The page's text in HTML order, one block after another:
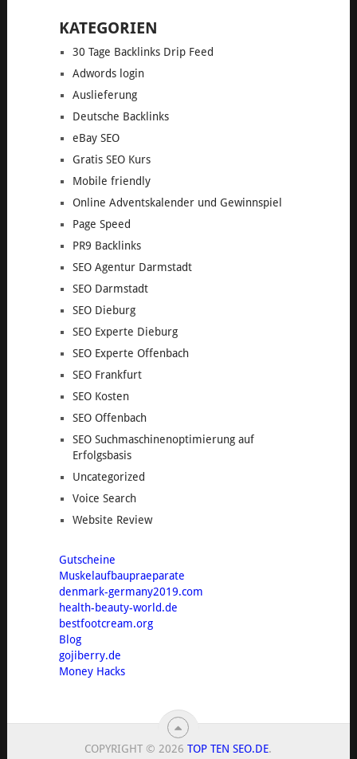
KATEGORIEN
30 Tage Backlinks Drip Feed
Adwords login
Auslieferung
Deutsche Backlinks
eBay SEO
Gratis SEO Kurs
Mobile friendly
Online Adventskalender und Gewinnspiel
Page Speed
PR9 Backlinks
SEO Agentur Darmstadt
SEO Darmstadt
SEO Dieburg
SEO Experte Dieburg
SEO Experte Offenbach
SEO Frankfurt
SEO Kosten
SEO Offenbach
SEO Suchmaschinenoptimierung auf
Erfolgsbasis
Uncategorized
Voice Search
Website Review
Gutscheine
Muskelaufbaupraeparate
denmark-germany2019.com
health-beauty-world.de
bestfootcream.org
Blog
gojiberry.de
Money Hacks
COPYRIGHT © 2026TOP TEN SEO.DE.